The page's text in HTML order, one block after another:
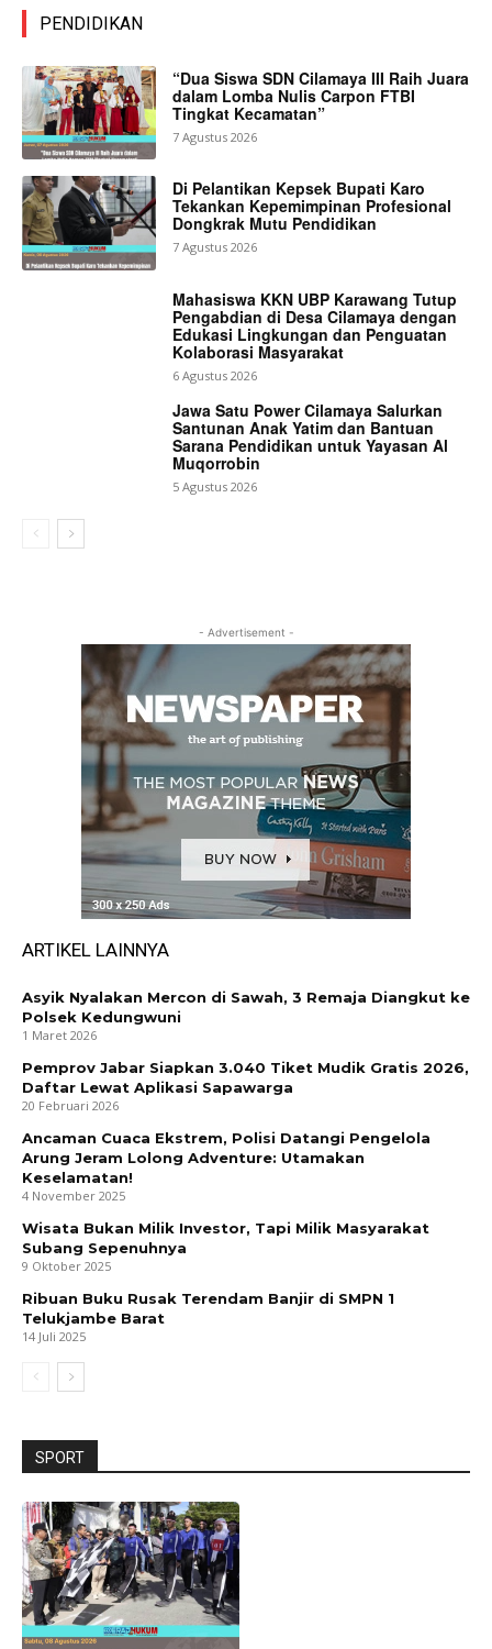
PENDIDIKAN
“Dua Siswa SDN Cilamaya III Raih Juara
dalam Lomba Nulis Carpon FTBI
Tingkat Kecamatan”
7 Agustus 2026
Di Pelantikan Kepsek Bupati Karo
Tekankan Kepemimpinan Profesional
Dongkrak Mutu Pendidikan
7 Agustus 2026
Mahasiswa KKN UBP Karawang Tutup
Pengabdian di Desa Cilamaya dengan
Edukasi Lingkungan dan Penguatan
Kolaborasi Masyarakat
6 Agustus 2026
Jawa Satu Power Cilamaya Salurkan
Santunan Anak Yatim dan Bantuan
Sarana Pendidikan untuk Yayasan Al
Muqorrobin
5 Agustus 2026
- Advertisement -
ARTIKEL LAINNYA
Asyik Nyalakan Mercon di Sawah, 3 Remaja Diangkut ke
Polsek Kedungwuni
1 Maret 2026
Pemprov Jabar Siapkan 3.040 Tiket Mudik Gratis 2026,
Daftar Lewat Aplikasi Sapawarga
20 Februari 2026
Ancaman Cuaca Ekstrem, Polisi Datangi Pengelola
Arung Jeram Lolong Adventure: Utamakan
Keselamatan!
4 November 2025
Wisata Bukan Milik Investor, Tapi Milik Masyarakat
Subang Sepenuhnya
9 Oktober 2025
Ribuan Buku Rusak Terendam Banjir di SMPN 1
Telukjambe Barat
14 Juli 2025
SPORT